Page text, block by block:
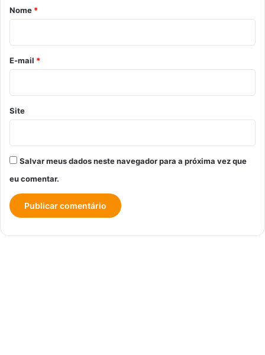
r
i
o
*
Nome *
E-mail *
Site
Salvar meus dados neste navegador para a próxima vez que
eu comentar.